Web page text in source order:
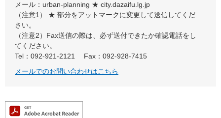
メール：urban-planning ★ city.dazaifu.lg.jp
（注意1） ★ 部分をアットマークに変更して送信してくだ
さい。
（注意2）Fax送信の際は、必ず送付できたか確認電話をし
てください。
Tel：092-921-2121
Fax：092-928-7415
メールでのお問い合わせはこちら